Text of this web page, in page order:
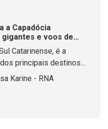
a Capadócia
e voos de
Catarinense, é a
principais destinos
trilhas, balonismo e
Karine - RNA